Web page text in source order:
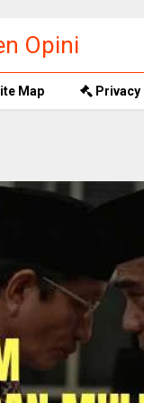
Opini
Map